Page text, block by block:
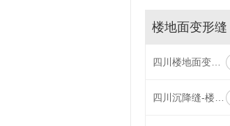
楼地面变形缝
四川楼地面变形缝
四川沉降缝-楼地面承重型FJM